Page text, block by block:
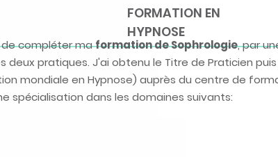
FORMATION EN
HYPNOSE
de compléter maformation de Sophrologie, par
deux pratiques. J'ai obtenu le Titre de Praticien
mondiale en Hypnose) auprès du centre de
spécialisation dans les domaines suivants: